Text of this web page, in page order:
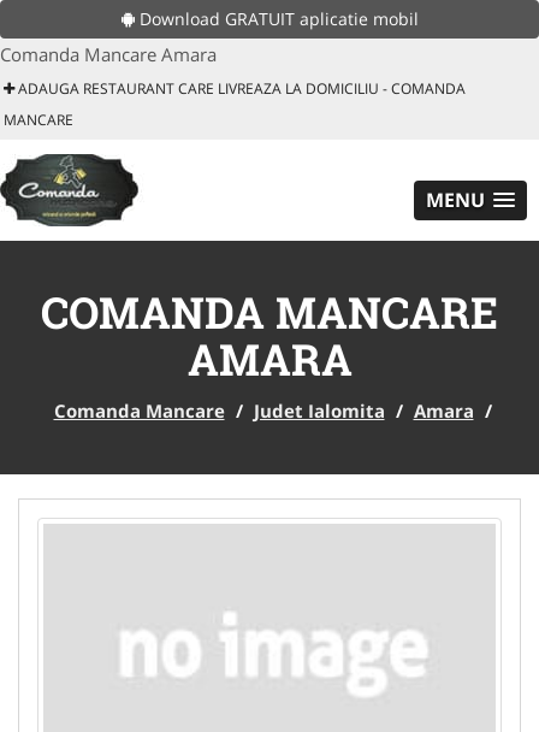
Download GRATUIT aplicatie mobil
Comanda Mancare Amara
ADAUGA RESTAURANT CARE LIVREAZA LA DOMICILIU - COMANDA
MANCARE
MENU
COMANDA MANCARE
AMARA
Comanda Mancare / Judet Ialomita / Amara /